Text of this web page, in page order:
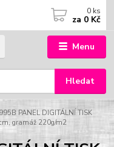
Menu
Hledat
0 ks
za 0 Kč
PANEL DIGITÁLNÍ TISK
gramáž 220g/m2